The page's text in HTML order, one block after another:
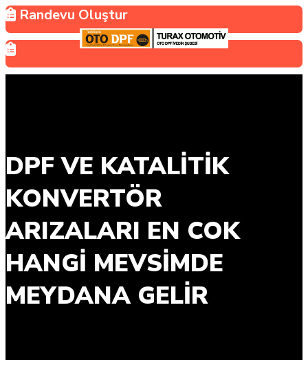
Randevu Oluştur
DPF VE KATALITIK
KONVERTÖR
ARIZALARI EN COK
HANGI MEVSIMDE
MEYDANA GELIR